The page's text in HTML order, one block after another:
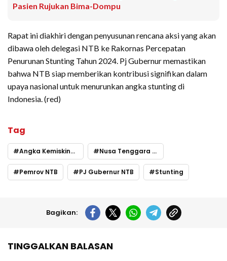
Pasien Rujukan Bima-Dompu
Rapat ini diakhiri dengan penyusunan rencana aksi yang akan
dibawa oleh delegasi NTB ke Rakornas Percepatan
Penurunan Stunting Tahun 2024. Pj Gubernur memastikan
bahwa NTB siap memberikan kontribusi signifikan dalam
upaya nasional untuk menurunkan angka stunting di
Indonesia. (red)
Tag
Angka Kemiskinan Nusa Tenggara Barat
Pemrov NTB PJ Gubernur NTB Stunting
Bagikan:
TINGGALKAN BALASAN